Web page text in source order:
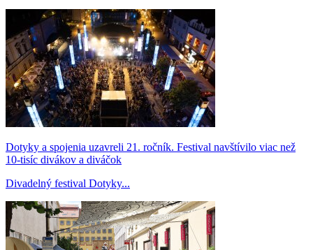
Dotyky a spojenia uzavreli 21. ročník. Festival navštívilo viac než
10-tisíc divákov a diváčok
Divadelný festival Dotyky...